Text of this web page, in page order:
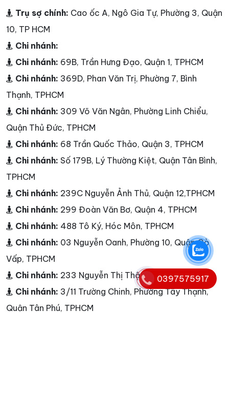
Trụ sợ chính: Cao ốc A, Ngô Gia Tự, Phường 3, Quận
10, TP HCM
Chi nhánh:
Chi nhánh: 69B, Trần Hưng Đạo, Quận 1, TPHCM
Chi nhánh: 369D, Phan Văn Trị, Phường 7, Bình
Thạnh, TPHCM
Chi nhánh: 309 Võ Văn Ngân, Phường Linh Chiểu,
Quận Thủ Đức, TPHCM
Chi nhánh: 68 Trần Quốc Thảo, Quận 3, TPHCM
Chi nhánh: Số 179B, Lý Thường Kiệt, Quận Tân Bình,
TPHCM
Chi nhánh: 239C Nguyễn Ảnh Thủ, Quận 12,TPHCM
Chi nhánh: 299 Đoàn Văn Bơ, Quận 4, TPHCM
Chi nhánh: 488 Tô Ký, Hóc Môn, TPHCM
Chi nhánh: 03 Nguyễn Oanh, Phường 10, Quận Gò
Vấp, TPHCM
Chi nhánh: 233 Nguyễn Thị Thập,Q.7, TPHCM
Chi nhánh: 3/11 Trường Chinh, Phường Tây Thạnh,
Quận Tân Phú, TPHCM
0397575917